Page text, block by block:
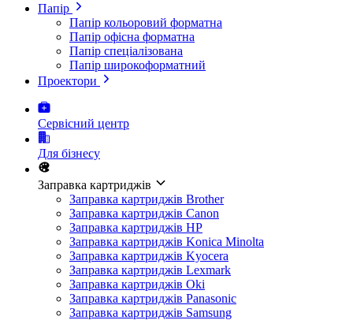
Папір
Папір кольоровий форматна
Папір офісна форматна
Папір спеціалізована
Папір широкоформатний
Проектори
Сервісний центр
Для бізнесу
Заправка картриджів
Заправка картриджів Brother
Заправка картриджів Canon
Заправка картриджів HP
Заправка картриджів Konica Minolta
Заправка картриджів Kyocera
Заправка картриджів Lexmark
Заправка картриджів Oki
Заправка картриджів Panasonic
Заправка картриджів Samsung